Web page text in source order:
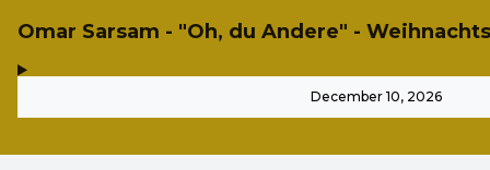
Omar Sarsam - "Oh, du Andere" -
December 10, 2026